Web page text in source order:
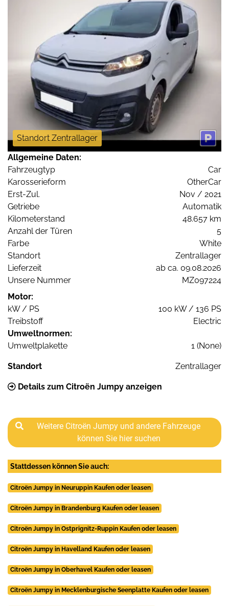
Standort Zentrallager
Allgemeine Daten:
Fahrzeugtyp
Car
Karosserieform
OtherCar
Erst-Zul.
Nov / 2021
Getriebe
Automatik
Kilometerstand
48.657 km
Anzahl der Türen
5
Farbe
White
Standort
Zentrallager
Lieferzeit
ab ca. 09.08.2026
Unsere Nummer
MZ097224
Motor:
kW / PS
100 kW / 136 PS
Treibstoff
Electric
Umweltnormen:
Umweltplakette
1 (None)
Standort Zentrallager
Details zum Citroën Jumpy anzeigen
Weitere Citroën Jumpy und andere Fahrzeuge
können Sie hier suchen
Stattdessen können Sie auch:
Citroën Jumpy in Neuruppin Kaufen oder leasen
Citroën Jumpy in Brandenburg Kaufen oder leasen
Citroën Jumpy in Ostprignitz-Ruppin Kaufen oder leasen
Citroën Jumpy in Havelland Kaufen oder leasen
Citroën Jumpy in Oberhavel Kaufen oder leasen
Citroën Jumpy in Mecklenburgische Seenplatte Kaufen oder leasen